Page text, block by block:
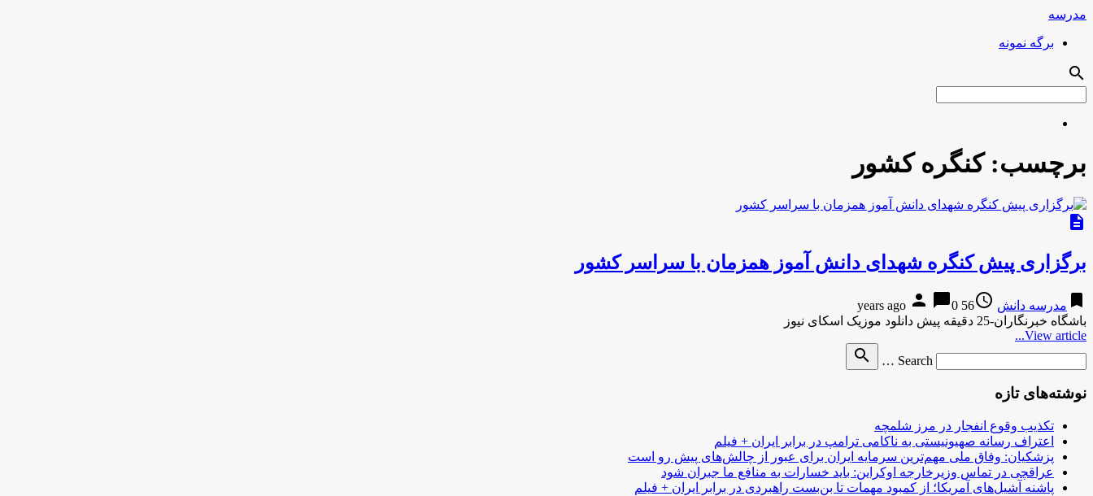
مدرسه
برگه نمونه
search
برچسب:کنگره کشور
description
برگزاری پیش کنگره شهدای دانش آموز همزمان با سراسر کشور
bookmark مدرسه دانش access_time
56 years ago
person chat_bubble0
باشگاه خبرنگاران-25 دقیقه پیش دانلود موزیک اسکای نیوز
View article...
Search …
search
نوشته‌های تازه
تکذیب وقوع انفجار در مرز شلمچه
اعتراف رسانه صهیونیستی به ناکامی ترامپ در برابر ایران + فیلم
پزشکیان: وفاق ملی مهم‌ترین سرمایه ایران برای عبور از چالش‌های پیش رو است
عراقچی در تماس وزیرخارجه اوکراین: باید خسارات به منافع ما جبران شود
پاشنه آشیل‌های آمریکا؛ از کمبود مهمات تا بن‌بست راهبردی در برابر ایران + فیلم